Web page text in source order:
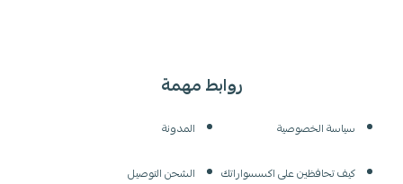
روابط مهمة
سياسة الخصوصية
كيف تحافظين على اكسسواراتك
المدونة
الشحن التوصيل